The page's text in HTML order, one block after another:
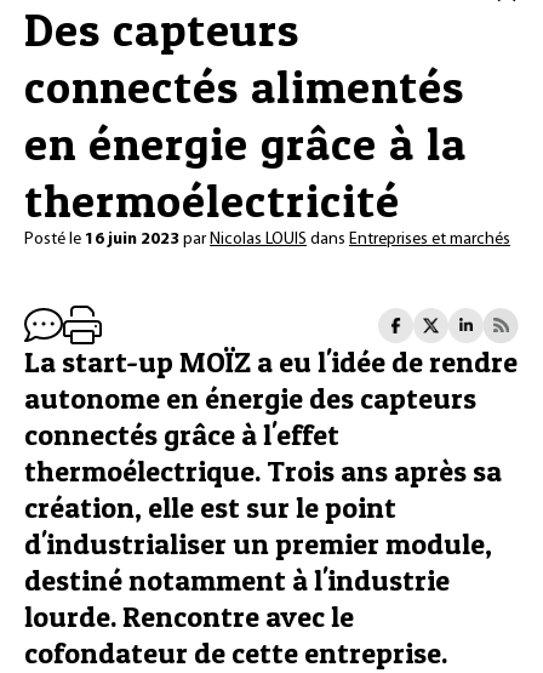
Des capteurs
connectés alimentés
en énergie grâce à la
thermoélectricité
Posté le 16 juin 2023 parNicolas LOUIS dans Entreprises et marchés
La start-up MOÏZ a eu l'idée de rendre
autonome en énergie des capteurs
connectés grâce à l'effet
thermoélectrique. Trois ans après sa
création, elle est sur le point
d'industrialiser un premier module,
destiné notamment à l'industrie
lourde. Rencontre avec le
cofondateur de cette entreprise.